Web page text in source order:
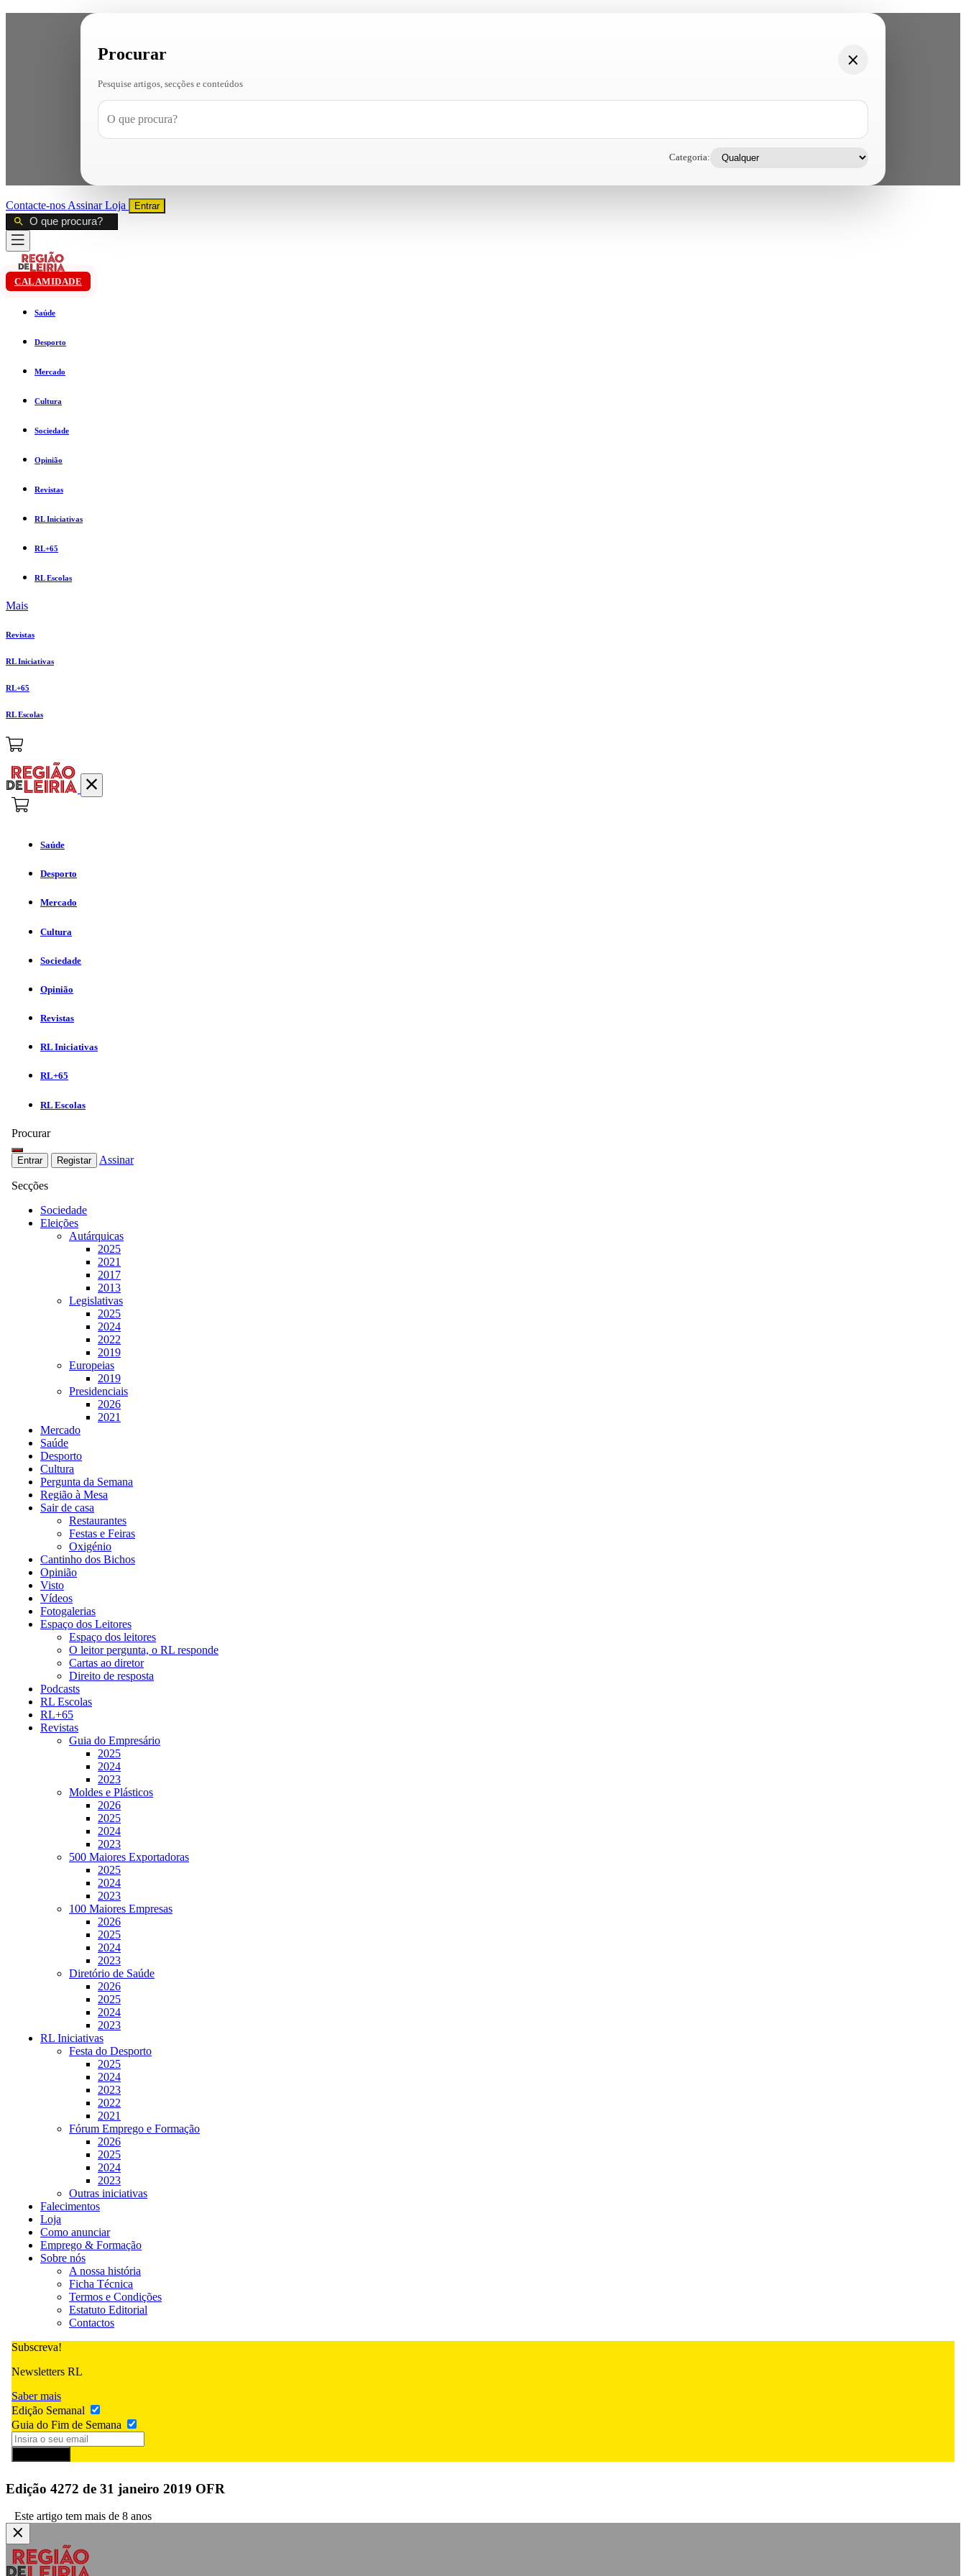
Procurar
Pesquise artigos, secções e conteúdos
Categoria:
Contacte-nos AssinarLoja Entrar
CALAMIDADE
Saúde
Desporto
Mercado
Cultura
Sociedade
Opinião
Revistas
RL Iniciativas
RL+65
RL Escolas
Mais
Revistas
RL Iniciativas
RL+65
RL Escolas
Saúde
Desporto
Mercado
Cultura
Sociedade
Opinião
Revistas
RL Iniciativas
RL+65
RL Escolas
Procurar
Entrar Registar Assinar
Secções
Sociedade
Eleições
Autárquicas
2025
2021
2017
2013
Legislativas
2025
2024
2022
2019
Europeias
2019
Presidenciais
2026
2021
Mercado
Saúde
Desporto
Cultura
Pergunta da Semana
Região à Mesa
Sair de casa
Restaurantes
Festas e Feiras
Oxigénio
Cantinho dos Bichos
Opinião
Visto
Vídeos
Fotogalerias
Espaço dos Leitores
Espaço dos leitores
O leitor pergunta, o RL responde
Cartas ao diretor
Direito de resposta
Podcasts
RL Escolas
RL+65
Revistas
Guia do Empresário
2025
2024
2023
Moldes e Plásticos
2026
2025
2024
2023
500 Maiores Exportadoras
2025
2024
2023
100 Maiores Empresas
2026
2025
2024
2023
Diretório de Saúde
2026
2025
2024
2023
RL Iniciativas
Festa do Desporto
2025
2024
2023
2022
2021
Fórum Emprego e Formação
2026
2025
2024
2023
Outras iniciativas
Falecimentos
Loja
Como anunciar
Emprego & Formação
Sobre nós
A nossa história
Ficha Técnica
Termos e Condições
Estatuto Editorial
Contactos
Subscreva!
Newsletters RL
Saber mais
Edição Semanal
Guia do Fim de Semana
Edição 4272 de 31 janeiro 2019 OFR
Este artigo tem mais de 8 anos